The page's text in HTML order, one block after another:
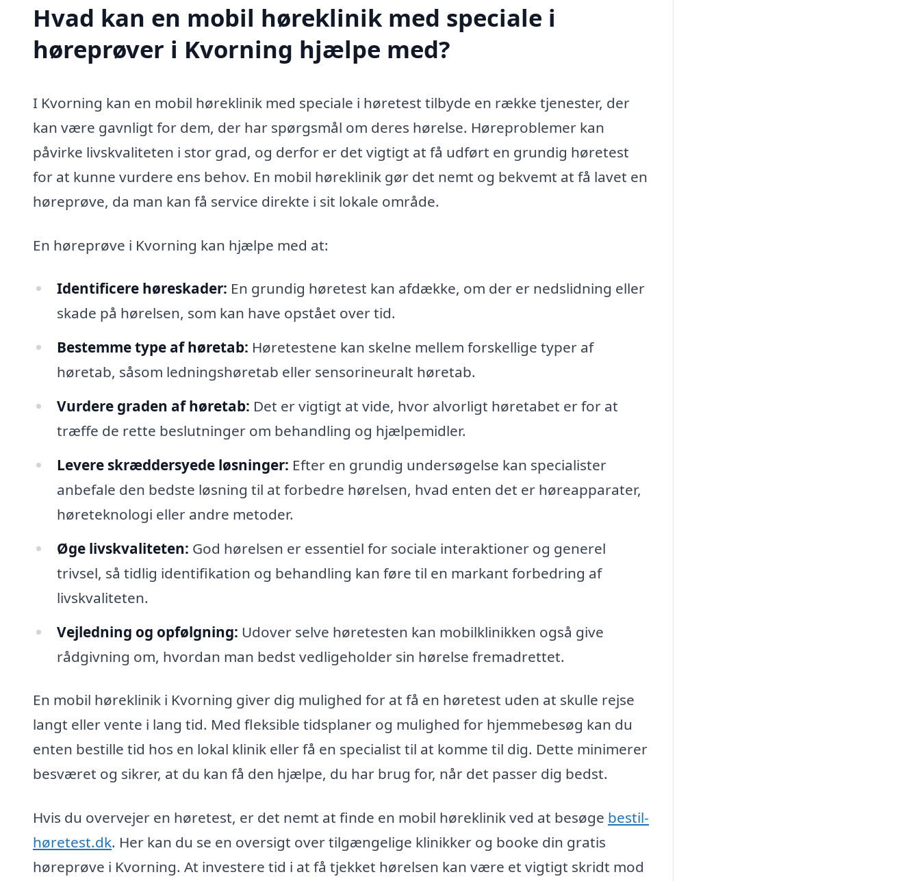
Hvad kan en mobil høreklinik med speciale i
høreprøver i Kvorning hjælpe med?
I Kvorning kan en mobil høreklinik med speciale i høretest tilbyde en række tjenester, der
kan være gavnligt for dem, der har spørgsmål om deres hørelse. Høreproblemer kan
påvirke livskvaliteten i stor grad, og derfor er det vigtigt at få udført en grundig høretest
for at kunne vurdere ens behov. En mobil høreklinik gør det nemt og bekvemt at få lavet en
høreprøve, da man kan få service direkte i sit lokale område.
En høreprøve i Kvorning kan hjælpe med at:
Identificere høreskader: En grundig høretest kan afdække, om der er nedslidning eller
skade på hørelsen, som kan have opstået over tid.
Bestemme type af høretab: Høretestene kan skelne mellem forskellige typer af
høretab, såsom ledningshøretab eller sensorineuralt høretab.
Vurdere graden af høretab: Det er vigtigt at vide, hvor alvorligt høretabet er for at
træffe de rette beslutninger om behandling og hjælpemidler.
Levere skræddersyede løsninger: Efter en grundig undersøgelse kan specialister
anbefale den bedste løsning til at forbedre hørelsen, hvad enten det er høreapparater,
høreteknologi eller andre metoder.
Øge livskvaliteten: God hørelsen er essentiel for sociale interaktioner og generel
trivsel, så tidlig identifikation og behandling kan føre til en markant forbedring af
livskvaliteten.
Vejledning og opfølgning: Udover selve høretesten kan mobilklinikken også give
rådgivning om, hvordan man bedst vedligeholder sin hørelse fremadrettet.
En mobil høreklinik i Kvorning giver dig mulighed for at få en høretest uden at skulle rejse
langt eller vente i lang tid. Med fleksible tidsplaner og mulighed for hjemmebesøg kan du
enten bestille tid hos en lokal klinik eller få en specialist til at komme til dig. Dette minimerer
besværet og sikrer, at du kan få den hjælpe, du har brug for, når det passer dig bedst.
Hvis du overvejer en høretest, er det nemt at finde en mobil høreklinik ved at besøge bestil-
høretest.dk. Her kan du se en oversigt over tilgængelige klinikker og booke din gratis
høreprøve i Kvorning. At investere tid i at få tjekket hørelsen kan være et vigtigt skridt mod